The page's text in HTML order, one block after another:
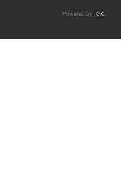
Powered by , CK .